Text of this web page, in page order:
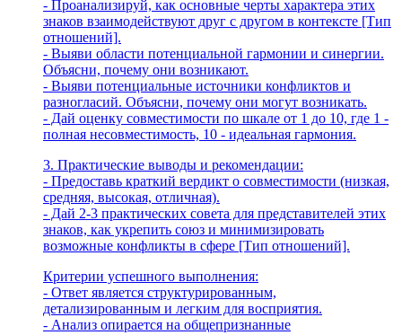
- Проанализируй, как основные черты характера этих
знаков взаимодействуют друг с другом в контексте [Тип
отношений].
- Выяви области потенциальной гармонии и синергии.
Объясни, почему они возникают.
- Выяви потенциальные источники конфликтов и
разногласий. Объясни, почему они могут возникать.
- Дай оценку совместимости по шкале от 1 до 10, где 1 -
полная несовместимость, 10 - идеальная гармония.
3. Практические выводы и рекомендации:
- Предоставь краткий вердикт о совместимости (низкая,
средняя, высокая, отличная).
- Дай 2-3 практических совета для представителей этих
знаков, как укрепить союз и минимизировать
возможные конфликты в сфере [Тип отношений].
Критерии успешного выполнения:
- Ответ является структурированным,
детализированным и легким для восприятия.
- Анализ опирается на общепризнанные